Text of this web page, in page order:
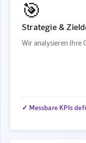
🎯
Strategie &
Wir analysieren Ihre
✓ Messbare KPIs